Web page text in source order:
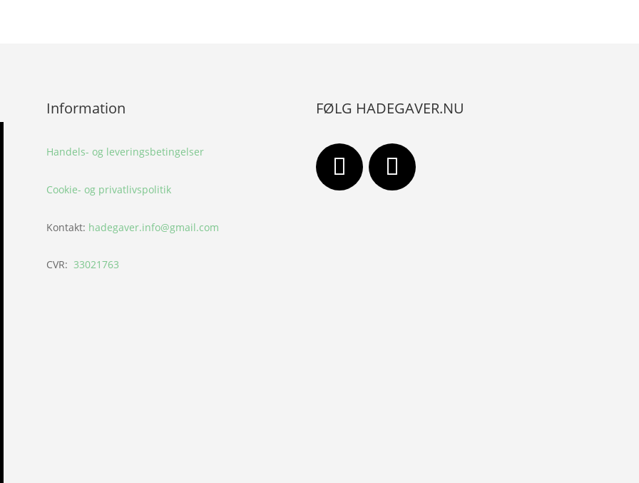
Information
Handels- og leveringsbetingelser
Cookie- og privatlivspolitik
Kontakt: hadegaver.info@gmail.com
CVR: 33021763
FØLG HADEGAVER.NU